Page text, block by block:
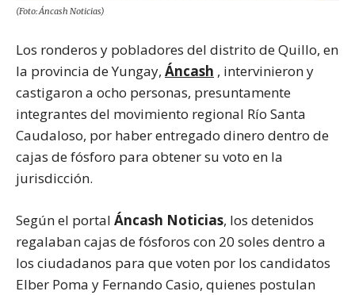
(Foto: Áncash Noticias)
Los ronderos y pobladores del distrito de Quillo, en
la provincia de Yungay, Áncash , intervinieron y
castigaron a ocho personas, presuntamente
integrantes del movimiento regional Río Santa
Caudaloso, por haber entregado dinero dentro de
cajas de fósforo para obtener su voto en la
jurisdicción.
Según el portal Áncash Noticias, los detenidos
regalaban cajas de fósforos con 20 soles dentro a
los ciudadanos para que voten por los candidatos
Elber Poma y Fernando Casio, quienes postulan